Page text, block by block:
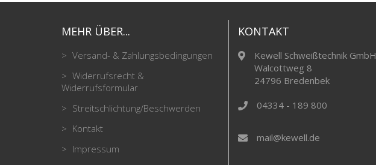
MEHR ÜBER...
Versand- & Zahlungsbedingungen
Widerrufsrecht &
Widerrufsformular
Streitschlichtung/Beschwerden
Kontakt
Impressum
KONTAKT
Kewell Schweißtechnik GmbH
Walcottweg 8
24796 Bredenbek
04334 - 189 800
mail@kewell.de